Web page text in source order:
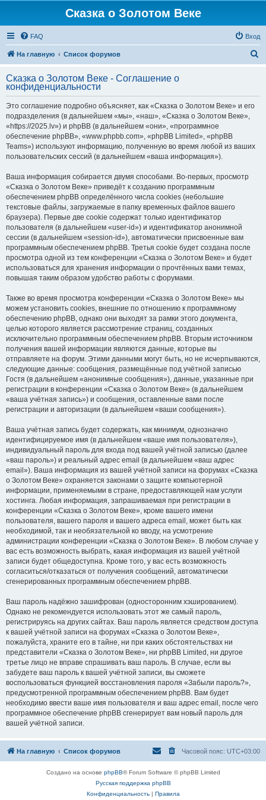
Сказка о Золотом Веке
FAQ Вход
На главную Список форумов
с
Сказка о Золотом Веке - Соглашение о
конфиденциальности
Это соглашение подробно объясняет, как «Сказка о Золотом Веке» и его
подразделения (в дальнейшем «мы», «наш», «Сказка о Золотом Веке»,
«https://2025.lv») и phpBB (в дальнейшем «они», «программное
обеспечение phpBB», «www.phpbb.com», «phpBB Limited», «phpBB
Teams») используют информацию, полученную во время любой из ваших
пользовательских сессий (в дальнейшем «ваша информация»).
Ваша информация собирается двумя способами. Во-первых, просмотр
«Сказка о Золотом Веке» приведёт к созданию программным
обеспечением phpBB определённого числа cookies (небольшие
текстовые файлы, загружаемые в папку временных файлов вашего
браузера). Первые две cookie содержат только идентификатор
пользователя (в дальнейшем «user-id») и идентификатор анонимной
сессии (в дальнейшем «session-id»), автоматически присвоенные вам
программным обеспечением phpBB. Третья cookie будет создана после
просмотра одной из тем конференции «Сказка о Золотом Веке» и будет
использоваться для хранения информации о прочтённых вами темах,
повышая таким образом удобство работы с форумами.
Также во время просмотра конференции «Сказка о Золотом Веке» мы
можем установить cookies, внешние по отношению к программному
обеспечению phpBB, однако они выходят за рамки этого документа,
целью которого является рассмотрение страниц, созданных
исключительно программным обеспечением phpBB. Вторым источником
получения вашей информации являются данные, которые вы
отправляете на форум. Этими данными могут быть, но не исчерпываются,
следующие данные: сообщения, размещённые под учётной записью
Гостя (в дальнейшем «анонимные сообщения»), данные, указанные при
регистрации в конференции «Сказка о Золотом Веке» (в дальнейшем
«ваша учётная запись») и сообщения, оставленные вами после
регистрации и авторизации (в дальнейшем «ваши сообщения»).
Ваша учётная запись будет содержать, как минимум, однозначно
идентифицируемое имя (в дальнейшем «ваше имя пользователя»),
индивидуальный пароль для входа под вашей учётной записью (далее
«ваш пароль») и реальный адрес email (в дальнейшем «ваш адрес
email»). Ваша информация из вашей учётной записи на форумах «Сказка
о Золотом Веке» охраняется законами о защите компьютерной
информации, применяемыми в стране, предоставляющей нам услуги
хостинга. Любая информация, запрашиваемая при регистрации в
конференции «Сказка о Золотом Веке», кроме вашего имени
пользователя, вашего пароля и вашего адреса email, может быть как
необходимой, так и необязательной ко вводу, на усмотрение
администрации конференции «Сказка о Золотом Веке». В любом случае у
вас есть возможность выбрать, какая информация из вашей учётной
записи будет общедоступна. Кроме того, у вас есть возможность
согласиться/отказаться от получения сообщений, автоматически
сгенерированных программным обеспечением phpBB.
Ваш пароль надёжно зашифрован (односторонним хэшированием).
Однако не рекомендуется использовать этот же самый пароль,
регистрируясь на других сайтах. Ваш пароль является средством доступа
к вашей учётной записи на форумах «Сказка о Золотом Веке»,
пожалуйста, храните его в тайне, ни при каких обстоятельствах ни
представители «Сказка о Золотом Веке», ни phpBB Limited, ни другое
третье лицо не вправе спрашивать ваш пароль. В случае, если вы
забудете ваш пароль к вашей учётной записи, вы сможете
воспользоваться функцией восстановления пароля «Забыли пароль?»,
предусмотренной программным обеспечением phpBB. Вам будет
необходимо ввести ваше имя пользователя и ваш адрес email, после чего
программное обеспечение phpBB сгенерирует вам новый пароль для
вашей учётной записи.
На главную Список форумов Часовой пояс: UTC+03:00
Создано на основе phpBB® Forum Software © phpBB Limited
Русская поддержка phpBB
Конфиденциальность| Правила